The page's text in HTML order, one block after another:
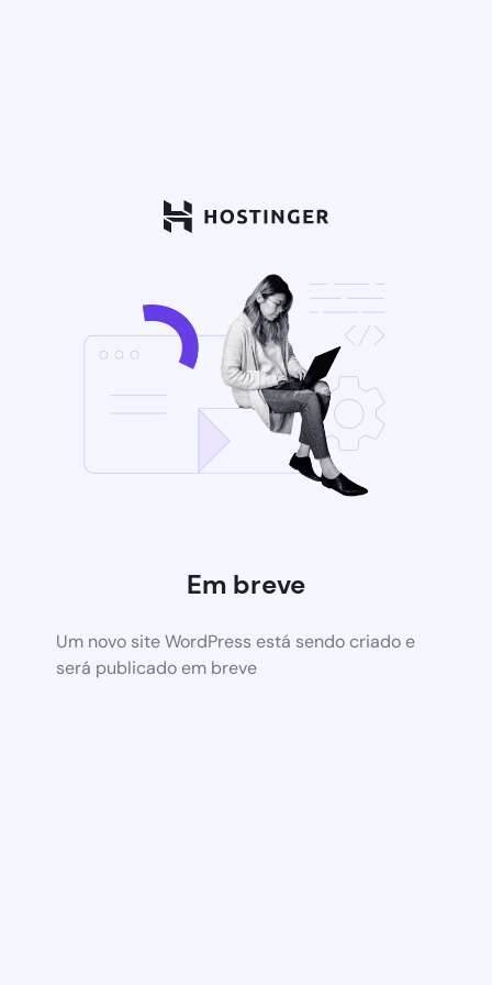
Em breve
Um novo site WordPress está sendo criado e
será publicado em breve